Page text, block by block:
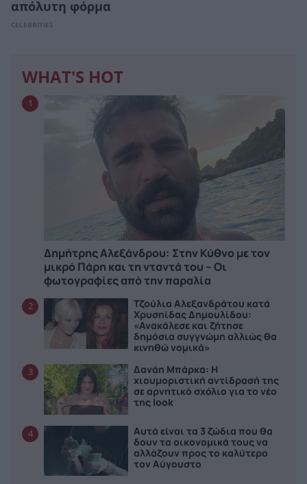
απόλυτη φόρμα
CELEBRITIES
WHAT'S HOT
1
Δημήτρης Αλεξάνδρου: Στην Κύθνο με τον
μικρό Πάρη και τη νταντά του – Οι
φωτογραφίες από την παραλία
2
Τζούλια Αλεξανδράτου κατά
Χρυσηίδας Δημουλίδου:
«Ανακάλεσε και ζήτησε
δημόσια συγγνώμη αλλιώς θα
κινηθώ νομικά»
3
Δανάη Μπάρκα: Η
χιουμοριστική αντίδρασή της
σε αρνητικό σχόλιο για το νέο
της look
4
Αυτά είναι τα 3 ζώδια που θα
δουν τα οικονομικά τους να
αλλάζουν προς το καλύτερο
τον Αύγουστο